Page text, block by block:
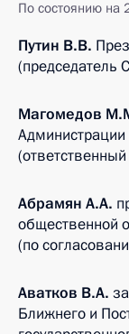
По состоянию на
Путин В.В.
(председатель
Магомедов
Абрамян А.А.
общественной
(по
Аватков В.А.
Ближнего и